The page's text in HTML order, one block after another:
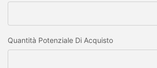
Quantità Potenziale Di Acquisto